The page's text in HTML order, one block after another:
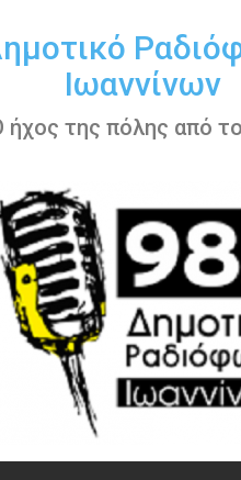
Ιωαννίνων
ήχος της πόλης από